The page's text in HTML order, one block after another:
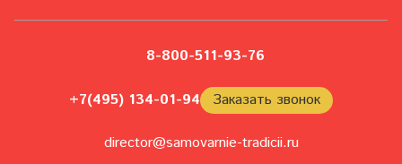
8-800-511-93-76
+7(495) 134-01-94 Заказать звонок
director@samovarnie-tradicii.ru